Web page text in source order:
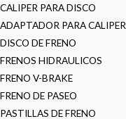
CALIPER PARA DISCO
ADAPTADOR PARA CALIPER
DISCO DE FRENO
FRENOS HIDRAULICOS
FRENO V-BRAKE
FRENO DE PASEO
PASTILLAS DE FRENO